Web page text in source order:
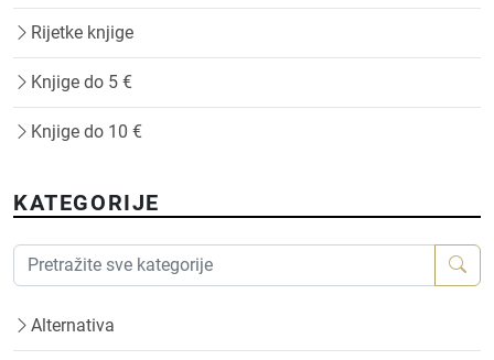
Rijetke knjige
Knjige do 5 €
Knjige do 10 €
KATEGORIJE
Alternativa